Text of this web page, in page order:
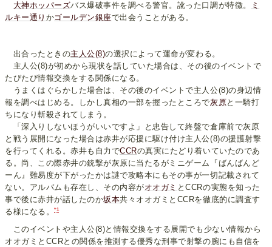
大神ホッパーズバス爆破事件を調べる警官。訛った口調が特徴。
ミ
ルキー通り かゴールデン銀座で出会うことがある。
出合ったときの主人公(8)の選択によって運命が変わる。
主人公(8)が初めから現状を話していた場合は、その後のイベントで
たびたび情報交換をする関係になる。
うまくはぐらかした場合は、その後のイベントで主人公(8)の身辺情
報を調べはじめる。しかし真相の一部を握ったところで灰原と一騎打
ちになり斬殺されてしまう。
「深入りしないほうがいいですよ」と忠告して終盤で倉庫前で灰原
と戦う展開になった場合は赤井が応援に駆け付け主人公(8)の援護射撃
を行ってくれる。赤井も自力でCCRの真実にたどり着いていたのであ
る。尚、この際赤井の銃撃が灰原に当たるがミニゲーム『ばんばんど
ーん』難易度が下がったかは謎で攻略本にもその事が一切記載されて
ない。アルバムも存在し、その内容がオオガミ とCCRの実態を知った
事で後に赤井が話したのか坂本共々オオガミとCCRを徹底的に調査す
る様になる。*1
このイベントや主人公(8)と情報交換をする展開でも少ない情報から
オオガミとCCRとの関係を推測する優秀な刑事で射撃の腕にも自信を